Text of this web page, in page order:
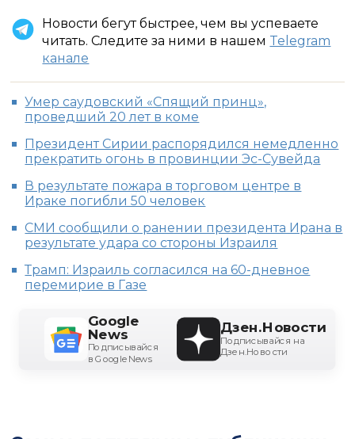
Новости бегут быстрее, чем вы успеваете
читать. Следите за ними в нашем Telegram
канале
Умер саудовский «Спящий принц»,
проведший 20 лет в коме
Президент Сирии распорядился немедленно
прекратить огонь в провинции Эс-Сувейда
В результате пожара в торговом центре в
Ираке погибли 50 человек
СМИ сообщили о ранении президента Ирана в
результате удара со стороны Израиля
Трамп: Израиль согласился на 60-дневное
перемирие в Газе
Google
News
Подписывайся
в Google News
Дзен.Новости
Подписывайся на
Дзен.Новости